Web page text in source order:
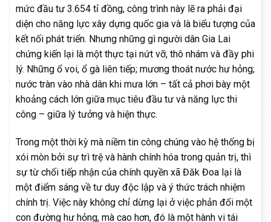
mức đầu tư 3.654 tỉ đồng, công trình này lẽ ra phải đại
diện cho năng lực xây dựng quốc gia và là biểu tượng của
kết nối phát triển. Nhưng những gì người dân Gia Lai
chứng kiến lại là một thực tại nứt vỡ, thô nhám và đầy phi
lý. Những ổ voi, ổ gà liên tiếp; mương thoát nước hư hỏng;
nước tràn vào nhà dân khi mưa lớn – tất cả phơi bày một
khoảng cách lớn giữa mục tiêu đầu tư và năng lực thi
công – giữa lý tưởng và hiện thực.
Trong một thời kỳ mà niềm tin công chúng vào hệ thống bị
xói mòn bởi sự trì trệ và hành chính hóa trong quản trị, thì
sự từ chối tiếp nhận của chính quyền xã Đăk Đoa lại là
một điểm sáng về tư duy độc lập và ý thức trách nhiệm
chính trị. Việc này không chỉ dừng lại ở việc phản đối một
con đường hư hỏng, mà cao hơn, đó là một hành vi tái